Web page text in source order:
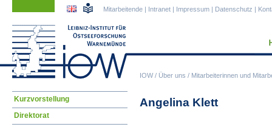
IOW/ Über uns / Mitarbeiterinnen und
Mitarbeitende | Intranet | Impressum | Datenschutz |
Angelina Klett
Navigation
Kurzvorstellung
Direktorat